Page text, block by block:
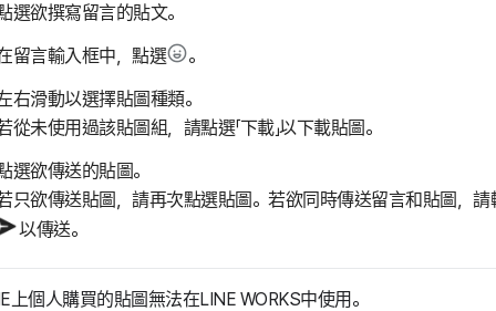
選欲撰寫留言的貼文。
留言輸入框中，點選 。
右滑動以選擇貼圖種類。
從未使用過該貼圖組，請點選「下載」以下載貼圖。
選欲傳送的貼圖。
只欲傳送貼圖，請再次點選貼圖。若欲同時傳送留言和貼圖，
以傳送。
上個人購買的貼圖無法在LINE WORKS中使用。